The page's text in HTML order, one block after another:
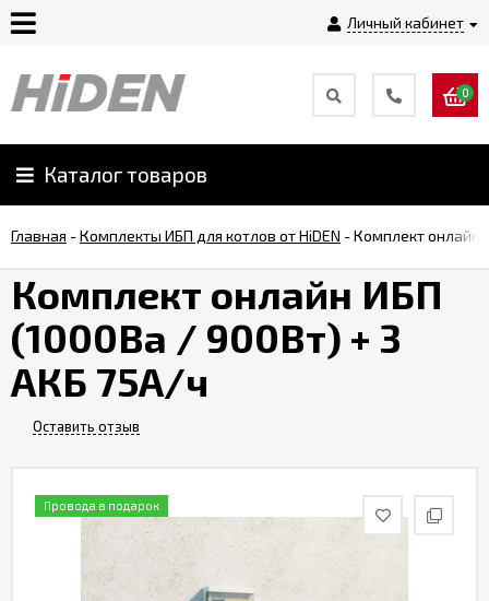
Личный кабинет
Главная
О
Оплата
Монтаж
Акции
Партнерам
0
Каталог товаров
Главная -Комплекты ИБП для котлов от HiDEN -Комплект онлайн
Комплект онлайн ИБП
(1000Ва / 900Вт) + 3
АКБ 75А/ч
Оставить отзыв
Провода в подарок